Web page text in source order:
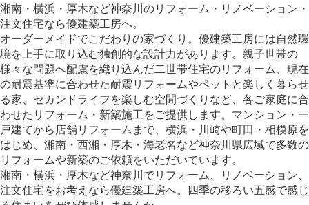
湘南・横浜・厚木など神奈川のリフォーム・リノベーション・
注文住宅なら優建築工房へ。
オーダーメイドでこだわりの家づくり。優建築工房には自然環
境を上手に取り込む独創的な設計力があります。親子世帯の
様々な問題へ配慮を織り込んだ二世帯住宅のリフォーム、現在
の耐震基準に合わせた耐震リフォームやペットと楽しく暮らせ
る家、セカンドライフを楽しむ空間づくりなど、各ご家庭に合
わせたリフォーム・新築施工をご提供します。マンション・一
戸建てから店舗リフォームまで、横浜・川崎や町田・相模原を
はじめ、湘南・西湘・厚木・海老名など神奈川県広域で多数の
リフォームや新築のご依頼をいただいています。
湘南・横浜・厚木など神奈川でリフォーム、リノベーション、
注文住宅をお考えなら優建築工房へ。四季の移ろい五感で感じ